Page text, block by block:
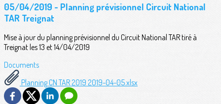
05/04/2019 - Planning prévisionnel Circuit National
TAR Treignat
Mise à jour du planning prévisionnel du Circuit National TAR tiré à
Treignat les 13 et 14/04/2019
Documents
Planning CN TAR 2019 2019-04-05.xlsx